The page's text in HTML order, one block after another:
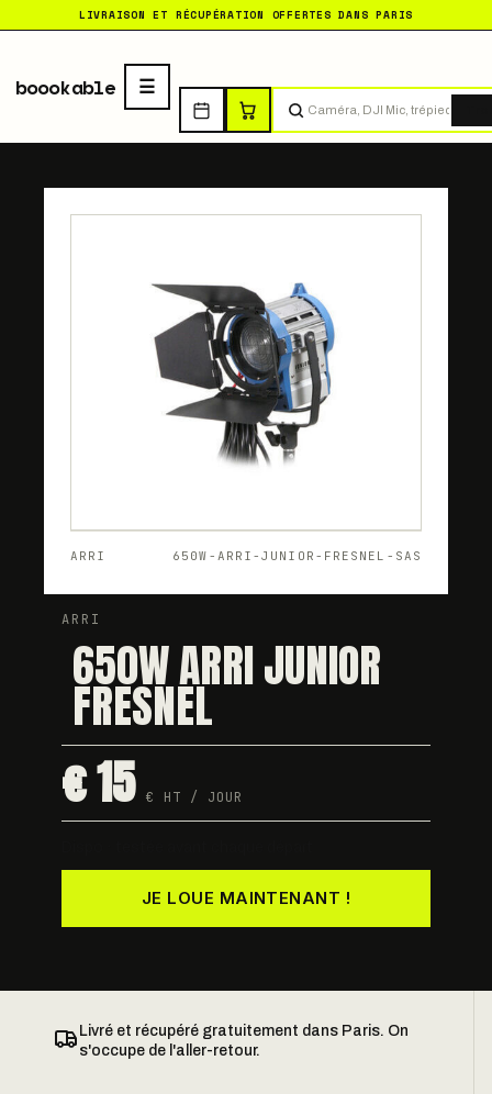
LIVRAISON ET RÉCUPÉRATION OFFERTES DANS PARIS
boookable
ARRI 650W-ARRI-JUNIOR-FRESNEL-SAS
ARRI
650W ARRI JUNIOR
FRESNEL
€ 15 € HT / JOUR
JE LOUE MAINTENANT !
Livré et récupéré gratuitement dans Paris. On
s'occupe de l'aller-retour.